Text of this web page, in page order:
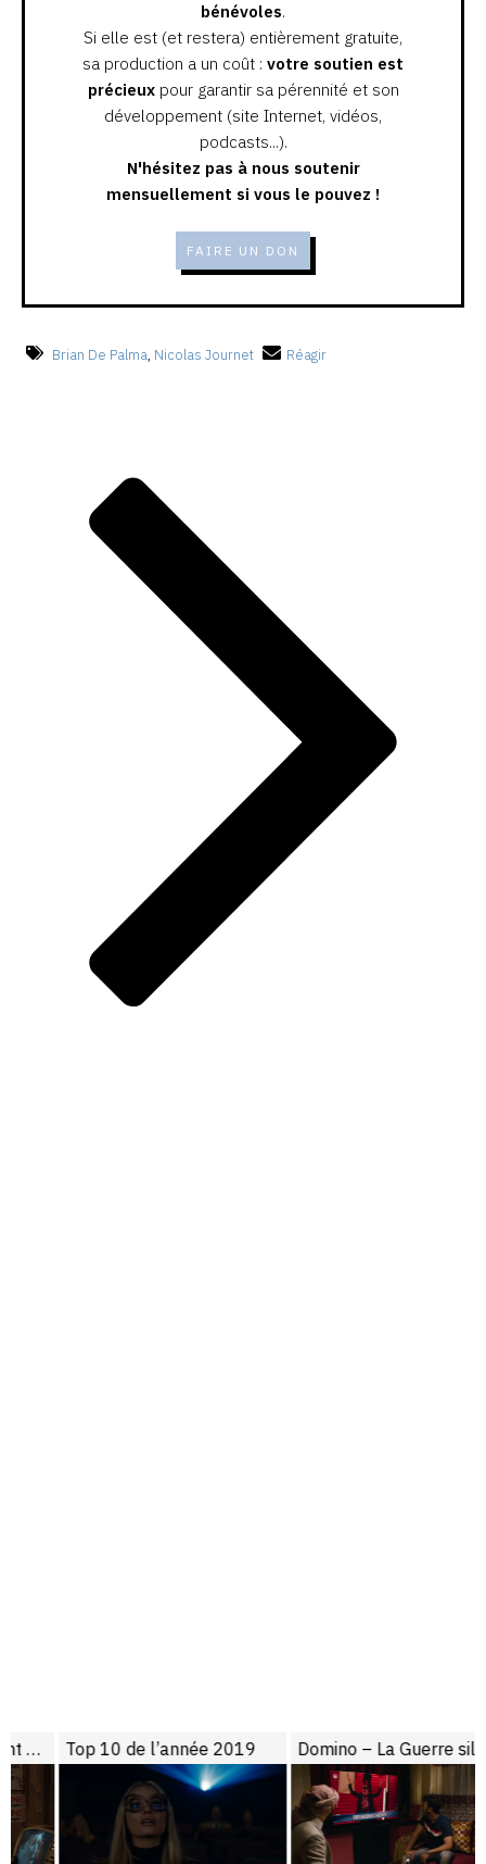
bénévoles.
Si elle est (et restera) entièrement gratuite,
sa production a un coût : votre soutien est
précieuxpour garantir sa pérennité et son
développement (site Internet, vidéos,
podcasts...).
N'hésitez pas à nous soutenir
mensuellement si vous le pouvez !
FAIRE UN DON
Brian De Palma, Nicolas Journet Réagir
Top 10 de l’année 2019 Domino – La Guerre silencieuse